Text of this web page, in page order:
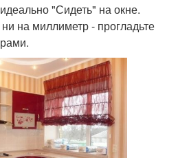
"Сидеть" на окне.
на миллиметр - прогладьте